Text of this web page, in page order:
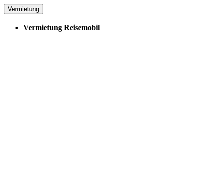
Vermietung
Vermietung Reisemobil